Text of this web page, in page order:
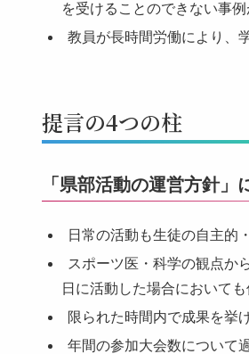
を受けることのできない事
教員が長時間労働により、
提言の4つの柱
「県部活動の運営方針
日常の活動も生徒の自主的
スポーツ医・科学の観点か
日に活動した場合においても
限られた時間内で成果を挙
年間の参加大会数について